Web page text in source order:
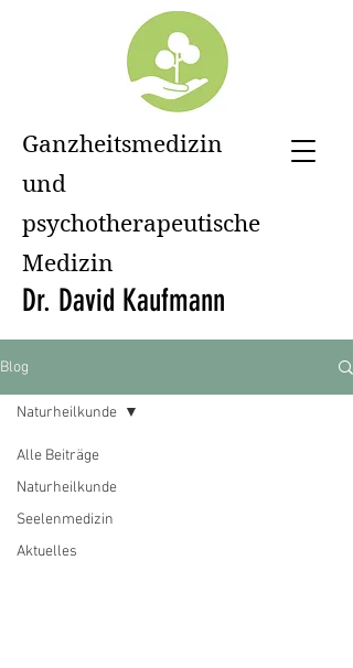
Ganzheitsmedizin
und
psychotherapeutische
Medizin
Dr. David Kaufmann
Blog
Alle Beiträge
Naturheilkunde
Seelenmedizin
Aktuelles
Naturheilkunde